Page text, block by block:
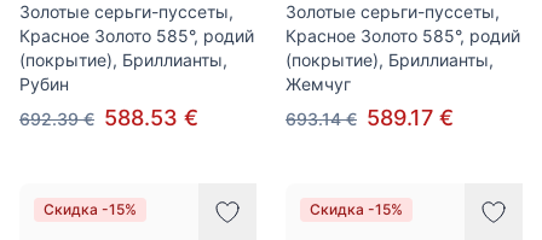
Золотые серьги-пуссеты,
Красное Золото 585°, родий
(покрытие), Бриллианты,
Рубин
692.39 € 588.53 €
Золотые серьги-пуссеты,
Красное Золото 585°, родий
(покрытие), Бриллианты,
Жемчуг
693.14 € 589.17 €
Скидка -15% Скидка -15%